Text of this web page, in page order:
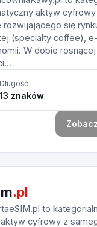
aktyw cyfrowy
rozwijającego się
(specialty coffee),
W dobie rosnącej
Długość
13 znaków
.pl
to
cyfrowy z